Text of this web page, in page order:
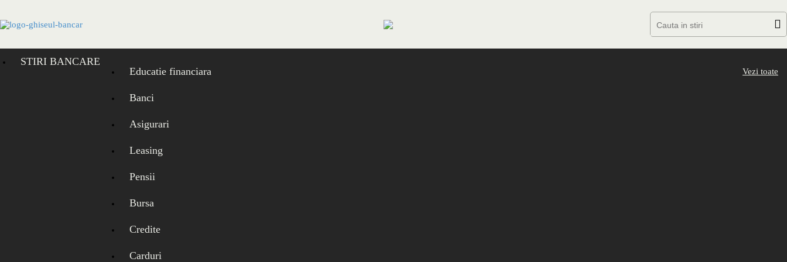
content
STIRI BANCARE
Educatie financiara
Banci
Asigurari
Leasing
Pensii
Bursa
Credite
Carduri
Vezi toate